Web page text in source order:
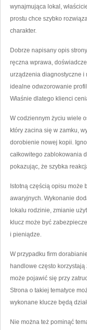
wynajmująca lokal,
prostu chce szybko
charakter.
Dobrze napisany opis
ręczna wprawa,
urządzenia diagnostyczne i
idealne odwzorowanie
Właśnie dlatego klienci
W codziennym życiu wiele
który zacina się w zamku,
dorobienie nowej kopii.
całkowitego zablokowania
pokazując, że szybka
Istotną częścią opisu może
awaryjnych. Wykonanie
lokalu rodzinie, zmianie
klucz może być
i pieniądze.
W przypadku firm
handlowe często
może pojawić się przy
Strona o takiej tematyce
wykonane klucze będą
Nie można też pominąć